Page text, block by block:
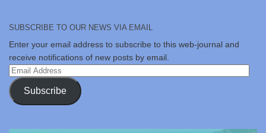
SUBSCRIBE TO OUR NEWS VIA EMAIL
Enter your email address to subscribe to this web-journal and
receive notifications of new posts by email.
Email
Address
Subscribe